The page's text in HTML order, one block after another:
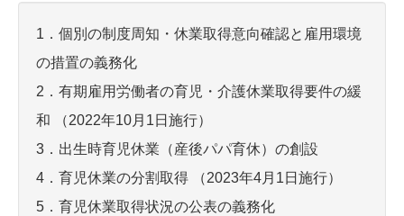
1．個別の制度周知・休業取得意向確認と雇用環境
の措置の義務化
2．有期雇用労働者の育児・介護休業取得要件の緩
和 （2022年10月1日施行）
3．出生時育児休業（産後パパ育休）の創設
4．育児休業の分割取得 （2023年4月1日施行）
5．育児休業取得状況の公表の義務化